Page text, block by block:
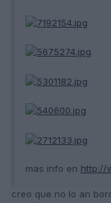
mas info en http://
creo que no lo an